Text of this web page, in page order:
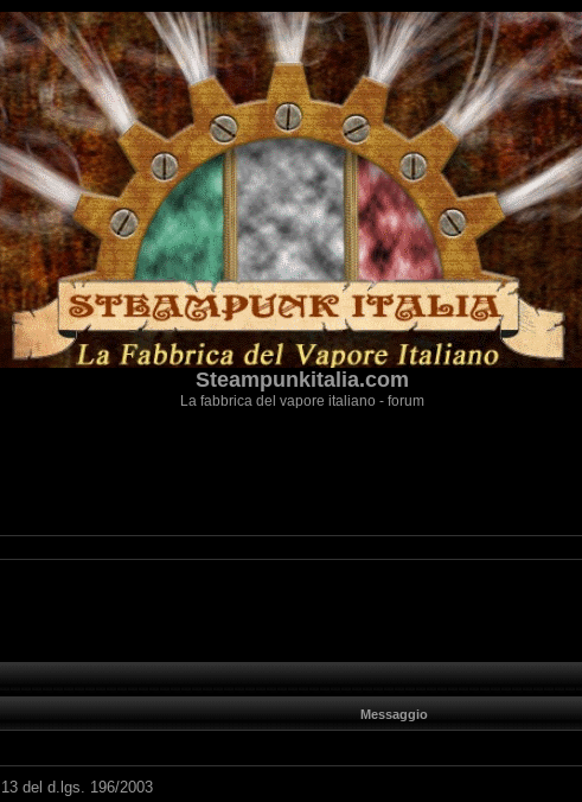
Steampunkitalia.com
La fabbrica del vapore italiano - forum
Messaggio
del d.lgs. 196/2003